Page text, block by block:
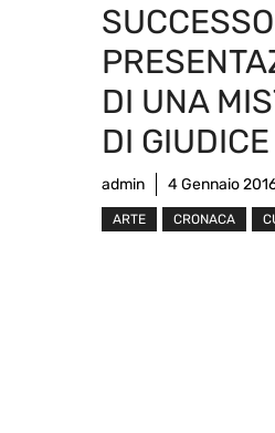
DI UNA
DI GIUDICE
admin 4 Gennaio
ARTE CRONACA